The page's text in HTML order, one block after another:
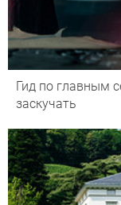
Гид по главным
заскучать